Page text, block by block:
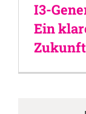
I3-
Ein
Zukunft